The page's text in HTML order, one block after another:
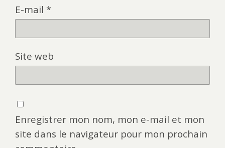
E-mail *
Site web
Enregistrer mon nom, mon e-mail et mon
site dans le navigateur pour mon prochain